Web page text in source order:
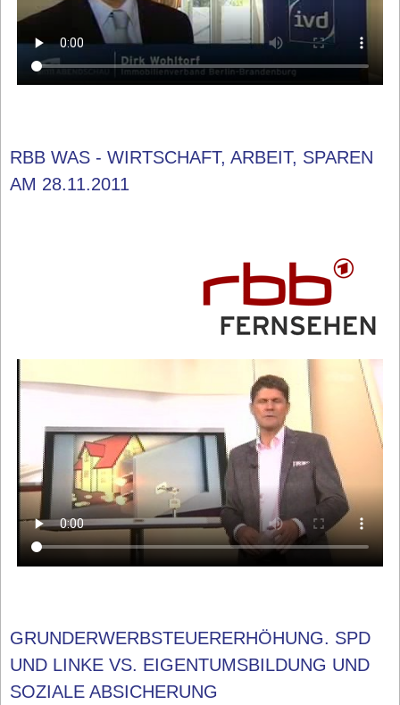
RBB WAS - WIRTSCHAFT, ARBEIT, SPAREN
AM 28.11.2011
GRUNDERWERBSTEUERERHÖHUNG. SPD
UND LINKE VS. EIGENTUMSBILDUNG UND
SOZIALE ABSICHERUNG